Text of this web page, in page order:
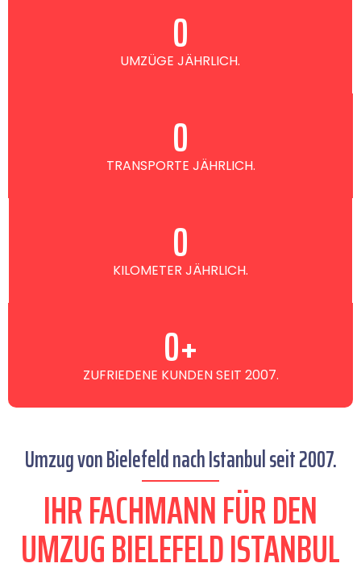
UMZÜGE JÄHRLICH.
0
TRANSPORTE JÄHRLICH.
0
KILOMETER JÄHRLICH.
0
ZUFRIEDENE KUNDEN SEIT 2007.
0+
Umzug von Bielefeld nach Istanbul seit 2007.
IHR FACHMANN FÜR DEN
UMZUG BIELEFELD ISTANBUL